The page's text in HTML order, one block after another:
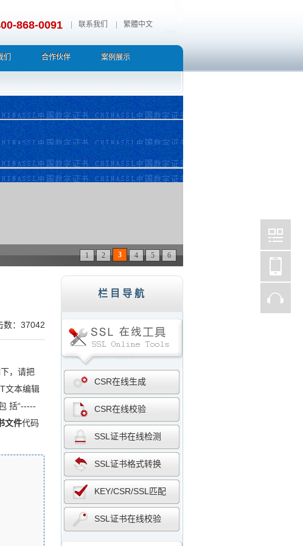
868-0091 联系我们 繁體中文
们 合作伙伴 案例展示
、GeoTrust、Thawte、GlobalSign,服务器证书,256
1 2 3 4 5 6
数：37042
，请把
文本编辑
括“-----
文件代码
栏目导航
CSR在线生成
CSR在线校验
SSL证书在线检测
SSL证书格式转换
KEY/CSR/SSL匹配
SSL证书在线校验